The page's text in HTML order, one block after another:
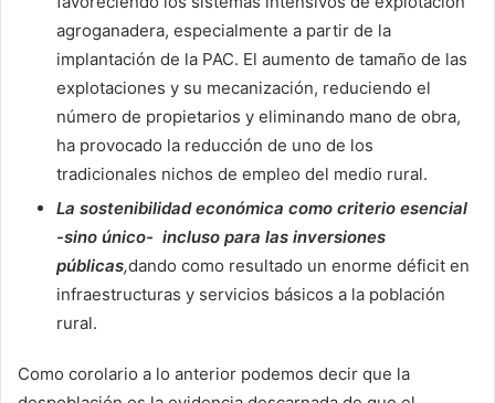
agroganadera, especialmente a partir de la
implantación de la PAC. El aumento de tamaño de las
explotaciones y su mecanización, reduciendo el
número de propietarios y eliminando mano de obra,
ha provocado la reducción de uno de los
tradicionales nichos de empleo del medio rural.
La sostenibilidad económica como criterio esencial
-sino único- incluso para las inversiones
públicas,dando como resultado un enorme déficit en
infraestructuras y servicios básicos a la población
rural.
Como corolario a lo anterior podemos decir que la